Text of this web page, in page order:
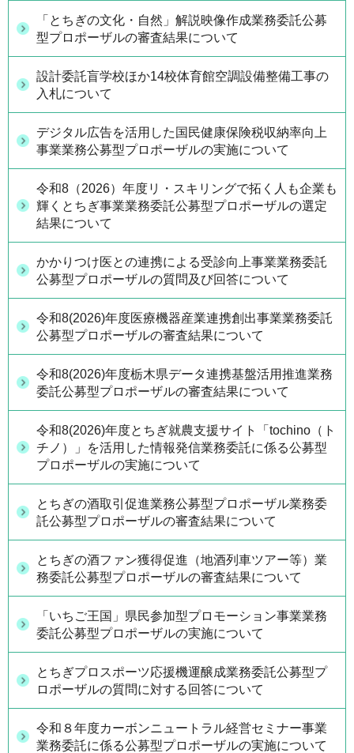
「とちぎの文化・自然」解説映像作成業務委託公募
型プロポーザルの審査結果について
設計委託盲学校ほか14校体育館空調設備整備工事の
入札について
デジタル広告を活用した国民健康保険税収納率向上
事業業務公募型プロポーザルの実施について
令和8（2026）年度リ・スキリングで拓く人も企業も
輝くとちぎ事業業務委託公募型プロポーザルの選定
結果について
かかりつけ医との連携による受診向上事業業務委託
公募型プロポーザルの質問及び回答について
令和8(2026)年度医療機器産業連携創出事業業務委託
公募型プロポーザルの審査結果について
令和8(2026)年度栃木県データ連携基盤活用推進業務
委託公募型プロポーザルの審査結果について
令和8(2026)年度とちぎ就農支援サイト「tochino（ト
チノ）」を活用した情報発信業務委託に係る公募型
プロポーザルの実施について
とちぎの酒取引促進業務公募型プロポーザル業務委
託公募型プロポーザルの審査結果について
とちぎの酒ファン獲得促進（地酒列車ツアー等）業
務委託公募型プロポーザルの審査結果について
「いちご王国」県民参加型プロモーション事業業務
委託公募型プロポーザルの実施について
とちぎプロスポーツ応援機運醸成業務委託公募型プ
ロポーザルの質問に対する回答について
令和８年度カーボンニュートラル経営セミナー事業
業務委託に係る公募型プロポーザルの実施について